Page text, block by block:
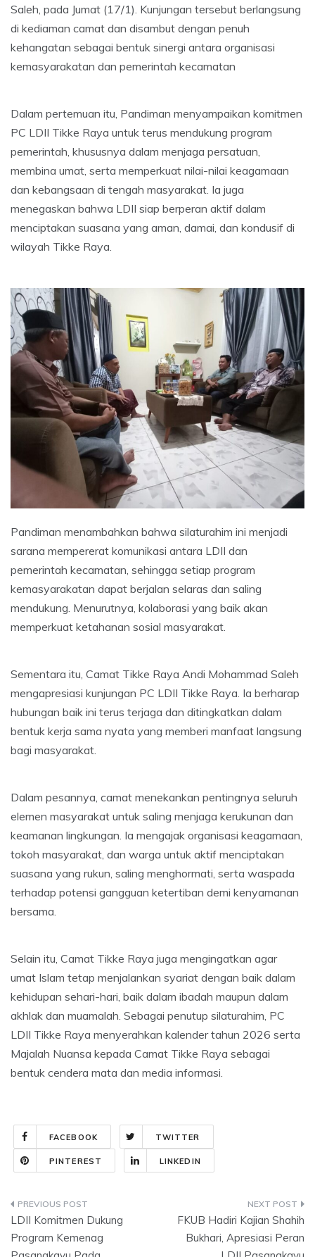
Saleh, pada Jumat (17/1). Kunjungan tersebut berlangsung
di kediaman camat dan disambut dengan penuh
kehangatan sebagai bentuk sinergi antara organisasi
kemasyarakatan dan pemerintah kecamatan
Dalam pertemuan itu, Pandiman menyampaikan komitmen
PC LDII Tikke Raya untuk terus mendukung program
pemerintah, khususnya dalam menjaga persatuan,
membina umat, serta memperkuat nilai-nilai keagamaan
dan kebangsaan di tengah masyarakat. Ia juga
menegaskan bahwa LDII siap berperan aktif dalam
menciptakan suasana yang aman, damai, dan kondusif di
wilayah Tikke Raya.
Pandiman menambahkan bahwa silaturahim ini menjadi
sarana mempererat komunikasi antara LDII dan
pemerintah kecamatan, sehingga setiap program
kemasyarakatan dapat berjalan selaras dan saling
mendukung. Menurutnya, kolaborasi yang baik akan
memperkuat ketahanan sosial masyarakat.
Sementara itu, Camat Tikke Raya Andi Mohammad Saleh
mengapresiasi kunjungan PC LDII Tikke Raya. Ia berharap
hubungan baik ini terus terjaga dan ditingkatkan dalam
bentuk kerja sama nyata yang memberi manfaat langsung
bagi masyarakat.
Dalam pesannya, camat menekankan pentingnya seluruh
elemen masyarakat untuk saling menjaga kerukunan dan
keamanan lingkungan. Ia mengajak organisasi keagamaan,
tokoh masyarakat, dan warga untuk aktif menciptakan
suasana yang rukun, saling menghormati, serta waspada
terhadap potensi gangguan ketertiban demi kenyamanan
bersama.
Selain itu, Camat Tikke Raya juga mengingatkan agar
umat Islam tetap menjalankan syariat dengan baik dalam
kehidupan sehari-hari, baik dalam ibadah maupun dalam
akhlak dan muamalah. Sebagai penutup silaturahim, PC
LDII Tikke Raya menyerahkan kalender tahun 2026 serta
Majalah Nuansa kepada Camat Tikke Raya sebagai
bentuk cendera mata dan media informasi.
FACEBOOK TWITTER
PINTEREST LINKEDIN
Post
navigation
LDII Komitmen Dukung
Program Kemenag
FKUB Hadiri Kajian Shahih
Bukhari, Apresiasi Peran